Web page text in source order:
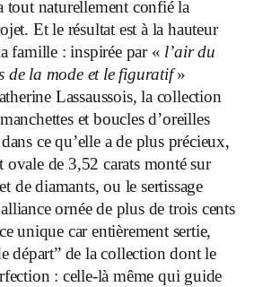
tout naturellement confié la
Et le résultat est à la hauteur
famille : inspirée par « l’air du
de la mode et le figuratif»
Lassaussois, la collection
et boucles d’oreilles
ce qu’elle a de plus précieux,
ovale de 3,52 carats monté sur
de diamants, ou le sertissage
ornée de plus de trois cents
unique car entièrement sertie,
départ” de la collection dont le
: celle-là même qui guide